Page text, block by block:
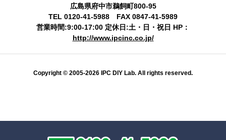
広島県府中市鵜飼町800-95
TEL 0120-41-5988 FAX 0847-41-5989
営業時間:9:00-17:00 定休日:土・日・祝日 HP：
http://www.ipcinc.co.jp/
Copyright © 2005-2026 IPC DIY Lab. All rights reserved.